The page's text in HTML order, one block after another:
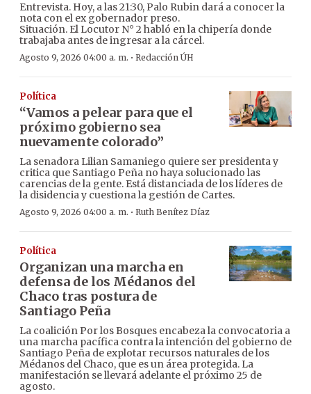
Entrevista. Hoy, a las 21:30, Palo Rubin dará a conocer la
nota con el ex gobernador preso.
Situación. El Locutor N° 2 habló en la chipería donde
trabajaba antes de ingresar a la cárcel.
Agosto 9, 2026 04:00 a. m. · Redacción ÚH
Política
“Vamos a pelear para que el
próximo gobierno sea
nuevamente colorado”
La senadora Lilian Samaniego quiere ser presidenta y
critica que Santiago Peña no haya solucionado las
carencias de la gente. Está distanciada de los líderes de
la disidencia y cuestiona la gestión de Cartes.
Agosto 9, 2026 04:00 a. m. · Ruth Benítez Díaz
Política
Organizan una marcha en
defensa de los Médanos del
Chaco tras postura de
Santiago Peña
La coalición Por los Bosques encabeza la convocatoria a
una marcha pacífica contra la intención del gobierno de
Santiago Peña de explotar recursos naturales de los
Médanos del Chaco, que es un área protegida. La
manifestación se llevará adelante el próximo 25 de
agosto.